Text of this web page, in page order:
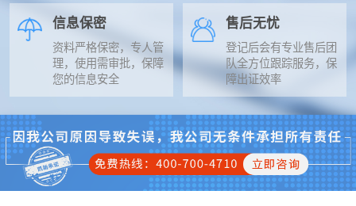
信息保密
资料严格保密，专人管
理，使用需审批，保障
您的信息安全
售后无忧
登记后会有专业售后团
队全方位跟踪服务，保
障出证效率